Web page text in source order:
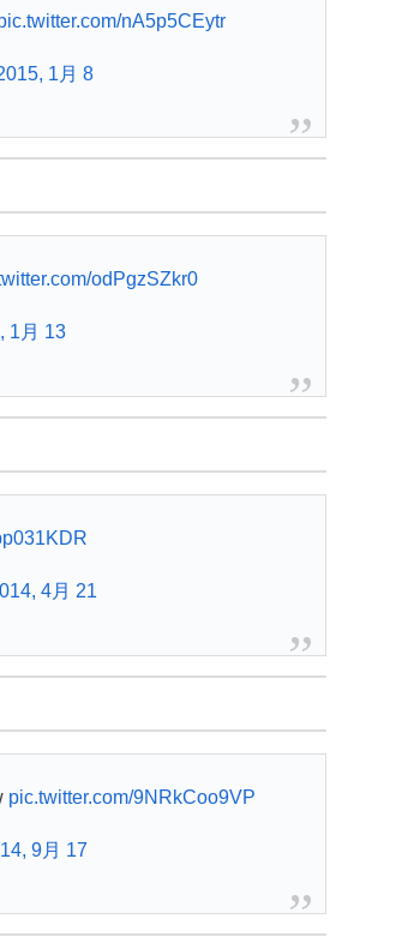
nA5p5CEytr
1月 8
odPgzSZkr0
1月 13
4月 21
pic.twitter.com/9NRkCoo9VP
9月 17